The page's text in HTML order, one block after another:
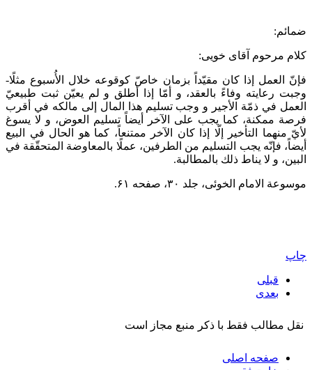
ضمائم:
کلام مرحوم آقای خویی:
فإنّ العمل إذا كان مقيّداً بزمان خاصّ كوقوعه خلال الأُسبوع مثلًا-
وجبت رعايته وفاءً بالعقد، و أمّا إذا أطلق و لم يعيّن ثبت طبيعيّ
العمل في ذمّة الأجير و وجب تسليم هذا المال إلى مالكه في أقرب
فرصة ممكنة، كما يجب على الآخر أيضاً تسليم العوض، و لا يسوغ
لأيّ منهما التأخير إلّا إذا كان الآخر ممتنعاً، كما هو الحال في البيع
أيضاً، فإنّه يجب التسليم من الطرفين، عملًا بالمعاوضة المتحقّقة في
البين، و لا يناط ذلك بالمطالبة.
موسوعة الامام الخوئی، جلد ۳۰، صفحه ۶۱.
چاپ
قبلی
بعدی
نقل مطالب فقط با ذکر منبع مجاز است
صفحه اصلی